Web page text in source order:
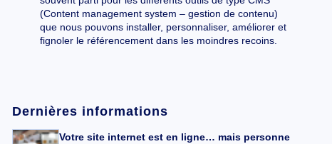
(Content management system – gestion de contenu)
que nous pouvons installer, personnaliser, améliorer et
fignoler le référencement dans les moindres recoins.
Dernières informations
Votre site internet est en ligne… mais personne